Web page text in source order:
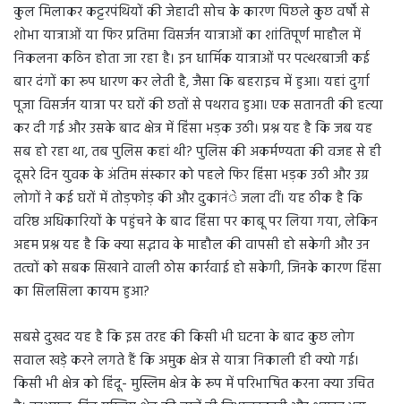
कुल मिलाकर कट्टरपंथियों की जेहादी सोच के कारण पिछले कुछ वर्षों से
शोभा यात्राओं या फिर प्रतिमा विसर्जन यात्राओं का शांतिपूर्ण माहौल में
निकलना कठिन होता जा रहा है। इन धार्मिक यात्राओं पर पत्थरबाजी कई
बार दंगों का रूप धारण कर लेती है, जैसा कि बहराइच में हुआ। यहां दुर्गा
पूजा विसर्जन यात्रा पर घरों की छतों से पथराव हुआ। एक सतानती की हत्या
कर दी गई और उसके बाद क्षेत्र में हिंसा भड़क उठी। प्रश्न यह है कि जब यह
सब हो रहा था, तब पुलिस कहां थी? पुलिस की अकर्मण्यता की वजह से ही
दूसरे दिन युवक के अंतिम संस्कार को पहले फिर हिंसा भड़क उठी और उग्र
लोगों ने कई घरों में तोड़फोड़ की और दुकानंे जला दीं। यह ठीक है कि
वरिष्ठ अधिकारियों के पहुंचने के बाद हिंसा पर काबू पर लिया गया, लेकिन
अहम प्रश्न यह है कि क्या सद्भाव के माहौल की वापसी हो सकेगी और उन
तत्वों को सबक सिखाने वाली ठोस कार्रवाई हो सकेगी, जिनके कारण हिंसा
का सिलसिला कायम हुआ?
सबसे दुखद यह है कि इस तरह की किसी भी घटना के बाद कुछ लोग
सवाल खड़े करने लगते हैं कि अमुक क्षेत्र से यात्रा निकाली ही क्यो गई।
किसी भी क्षेत्र को हिंदू- मुस्लिम क्षेत्र के रूप में परिभाषित करना क्या उचित